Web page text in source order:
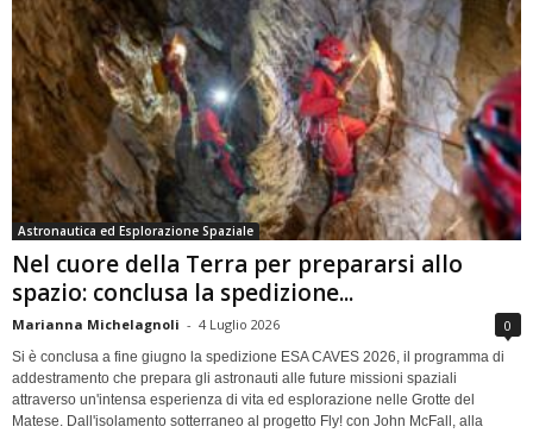
Astronautica ed Esplorazione Spaziale
Nel cuore della Terra per prepararsi allo
spazio: conclusa la spedizione...
Marianna Michelagnoli - 4 Luglio 2026 0
Si è conclusa a fine giugno la spedizione ESA CAVES 2026, il programma di
addestramento che prepara gli astronauti alle future missioni spaziali
attraverso un'intensa esperienza di vita ed esplorazione nelle Grotte del
Matese. Dall'isolamento sotterraneo al progetto Fly! con John McFall, alla